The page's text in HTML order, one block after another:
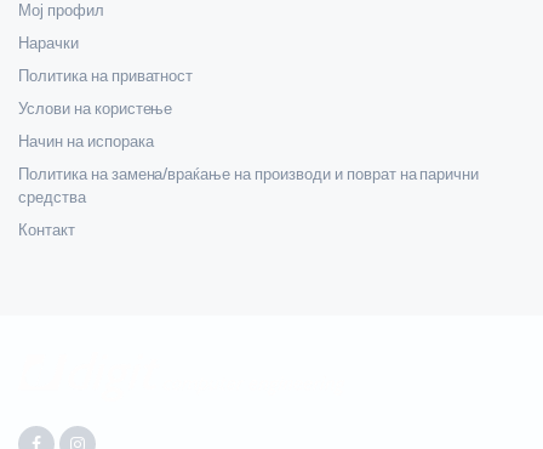
Мој профил
Нарачки
Политика на приватност
Услови на користење
Начин на испорака
Политика на замена/враќање на производи и поврат на парични
средства
Контакт